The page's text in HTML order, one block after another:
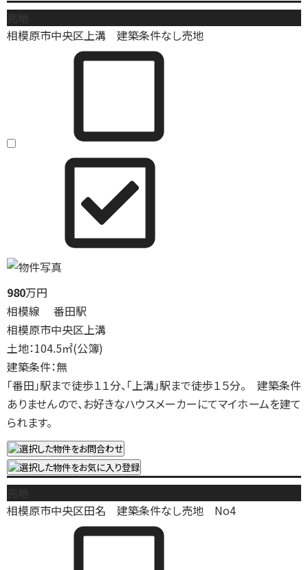
相模原市中央区上溝 建築条件なし売地
980万円
相模線 番田駅
相模原市中央区上溝
土地：104.5㎡(公簿)
建築条件：無
「番田」駅まで徒歩１１分、「上溝」駅まで徒歩１５分。 建築条件
ありませんので、お好きなハウスメーカーにてマイホームを建て
られます。
相模原市中央区田名 建築条件なし売地 No4